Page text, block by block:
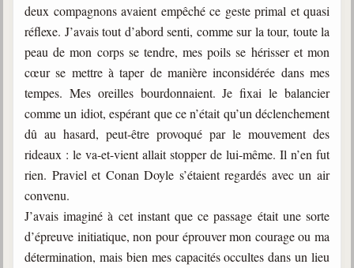
deux compagnons avaient empêché ce geste primal et quasi
réflexe. J’avais tout d’abord senti, comme sur la tour, toute la
peau de mon corps se tendre, mes poils se hérisser et mon
cœur se mettre à taper de manière inconsidérée dans mes
tempes. Mes oreilles bourdonnaient. Je fixai le balancier
comme un idiot, espérant que ce n’était qu’un déclenchement
dû au hasard, peut-être provoqué par le mouvement des
rideaux : le va-et-vient allait stopper de lui-même. Il n’en fut
rien. Praviel et Conan Doyle s’étaient regardés avec un air
convenu.
J’avais imaginé à cet instant que ce passage était une sorte
d’épreuve initiatique, non pour éprouver mon courage ou ma
détermination, mais bien mes capacités occultes dans un lieu